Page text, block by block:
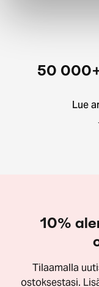
50
Lue
10%
Tilaamalla
ostoksestasi.